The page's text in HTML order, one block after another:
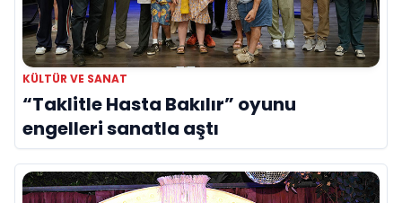
KÜLTÜR VE SANAT
“Taklitle Hasta Bakılır” oyunu
engelleri sanatla aştı